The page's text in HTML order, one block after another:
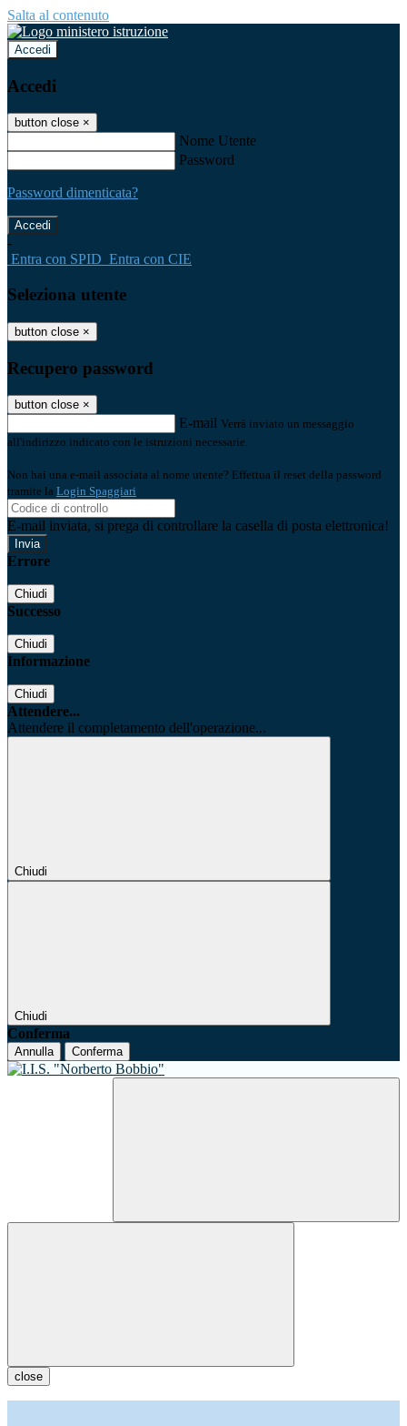
Salta al contenuto
Accedi
Accedi
button close ×
Nome Utente
Password
Password dimenticata?
-
Entra con SPID Entra con CIE
Seleziona utente
button close ×
Recupero password
button close ×
E-mail Verrà inviato un messaggio
all'indirizzo indicato con le istruzioni necessarie.
Non hai una e-mail associata al nome utente? Effettua il reset della password
tramite la Login Spaggiari
E-mail inviata, si prega di controllare la casella di posta elettronica!
Errore
Chiudi
Successo
Chiudi
Informazione
Chiudi
Attendere...
Attendere il completamento dell'operazione...
Chiudi
Chiudi
Conferma
Annulla Conferma
close